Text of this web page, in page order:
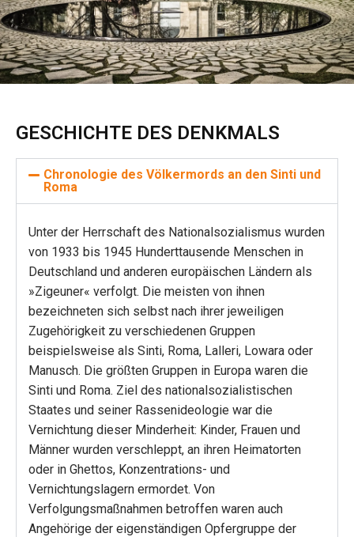
GESCHICHTE DES DENKMALS
Chronologie des Völkermords an den Sinti und
Roma
Unter der Herrschaft des Nationalsozialismus wurden
von 1933 bis 1945 Hunderttausende Menschen in
Deutschland und anderen europäischen Ländern als
»Zigeuner« verfolgt. Die meisten von ihnen
bezeichneten sich selbst nach ihrer jeweiligen
Zugehörigkeit zu verschiedenen Gruppen
beispielsweise als Sinti, Roma, Lalleri, Lowara oder
Manusch. Die größten Gruppen in Europa waren die
Sinti und Roma. Ziel des nationalsozialistischen
Staates und seiner Rassenideologie war die
Vernichtung dieser Minderheit: Kinder, Frauen und
Männer wurden verschleppt, an ihren Heimatorten
oder in Ghettos, Konzentrations- und
Vernichtungslagern ermordet. Von
Verfolgungsmaßnahmen betroffen waren auch
Angehörige der eigenständigen Opfergruppe der